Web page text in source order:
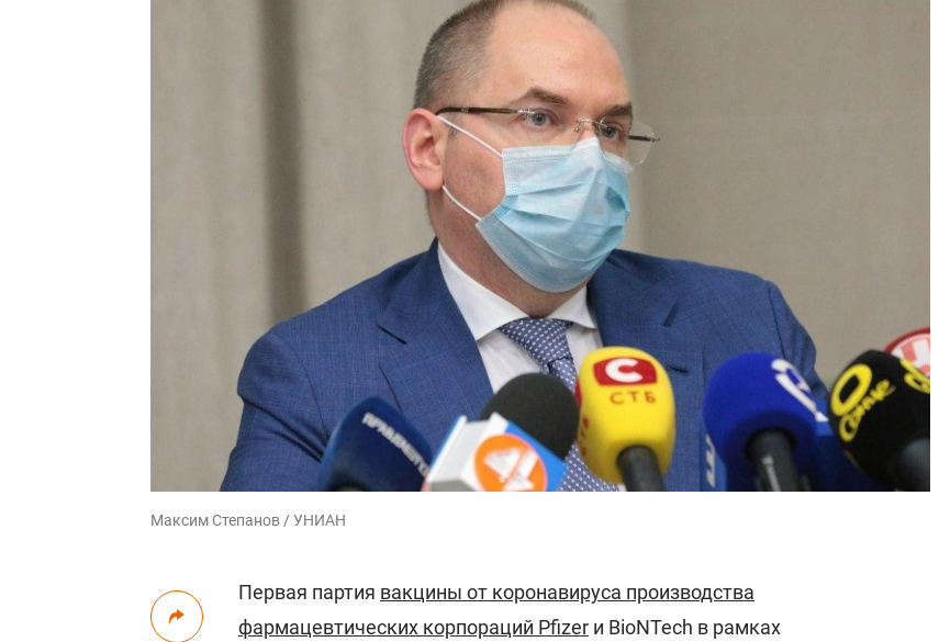
Максим Степанов / УНИАН
Первая партия вакцины от коронавируса производства
фармацевтических корпораций Pfizer и BioNTech в рамках